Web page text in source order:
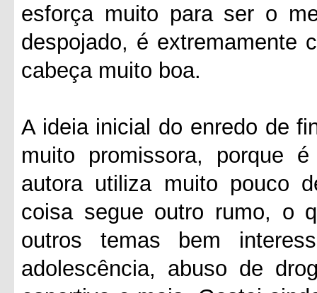
esforça muito para ser o
despojado, é extremamente
cabeça muito boa.
A ideia inicial do enredo de
muito promissora, porque
autora utiliza muito pouco
coisa segue outro rumo, o
outros temas bem
adolescência, abuso de